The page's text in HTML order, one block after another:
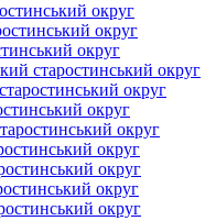
округ
округ
округ
старостинський округ
округ
округ
округ
округ
округ
округ
округ